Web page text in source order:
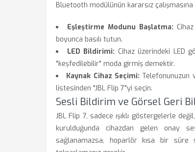
Bluetooth modülünün kararsız
Eşleştirme Modunu Başlatma:
boyunca basılı tutun.
LED Bildirimi: Cihaz üzerindeki LED
"keşfedilebilir" moda girmiş demektir.
Kaynak Cihaz Seçimi: Telefonunuzun
listesinden "JBL Flip 7"yi seçin.
Sesli Bildirim ve Görsel Geri
JBL Flip 7, sadece ışıklı göstergelerle
kurulduğunda cihazdan gelen onay
sağlanamazsa, hoparlör kısa bir